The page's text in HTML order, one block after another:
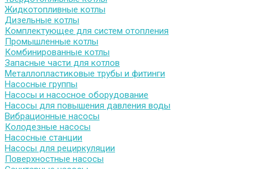
Жидкотопливные котлы
Дизельные котлы
Комплектующее для систем отопления
Промышленные котлы
Комбинированные котлы
Запасные части для котлов
Металлопластиковые трубы и фитинги
Насосные группы
Насосы и насосное оборудование
Насосы для повышения давления воды
Вибрационные насосы
Колодезные насосы
Насосные станции
Насосы для рециркуляции
Поверхностные насосы